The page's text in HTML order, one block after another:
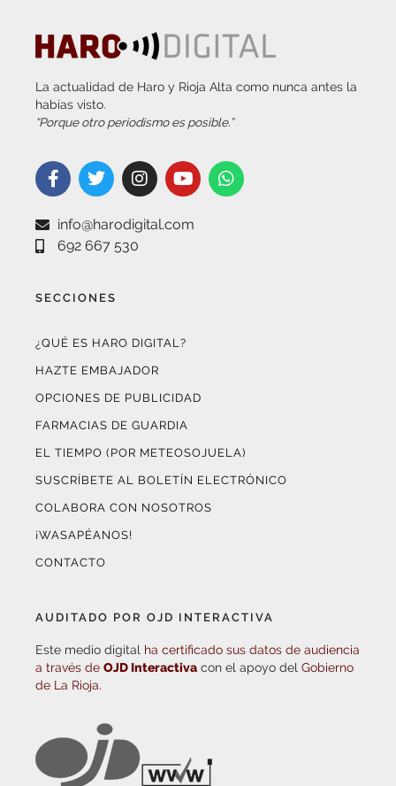
La actualidad de Haro y Rioja Alta como nunca antes la
habías visto.
“Porque otro periodismo es posible.”
info@harodigital.com
692 667 530
SECCIONES
¿QUÉ ES HARO DIGITAL?
HAZTE EMBAJADOR
OPCIONES DE PUBLICIDAD
FARMACIAS DE GUARDIA
EL TIEMPO (POR METEOSOJUELA)
SUSCRÍBETE AL BOLETÍN ELECTRÓNICO
COLABORA CON NOSOTROS
¡WASAPÉANOS!
CONTACTO
AUDITADO POR OJD INTERACTIVA
Este medio digital ha certificado sus datos de audiencia
a través de OJD Interactiva con el apoyo del Gobierno
de La Rioja.